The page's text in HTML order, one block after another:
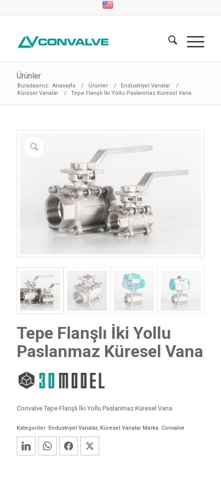
Ürünler
Buradasınız: Anasayfa / Ürünler / Endüstriyel Vanalar
/
Küresel Vanalar
/ Tepe Flanşlı İki Yollu Paslanmaz Küresel Vana
Tepe Flanşlı İki Yollu
Paslanmaz Küresel Vana
Convalve Tepe Flanşlı İki Yollu Paslanmaz Küresel Vana
Kategoriler: Endüstriyel Vanalar, Küresel Vanalar Marka: Convalve
LinkedIn WhatsAppFacebook